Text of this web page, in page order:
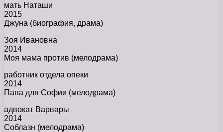
мать Наташи
2015
Джуна (биография, драма)
Зоя Ивановна
2014
Моя мама против (мелодрама)
работник отдела опеки
2014
Папа для Софии (мелодрама)
адвокат Варвары
2014
Соблазн (мелодрама)